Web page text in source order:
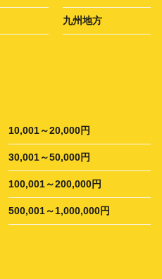
九州地方
10,001～20,000円
30,001～50,000円
100,001～200,000円
500,001～1,000,000円